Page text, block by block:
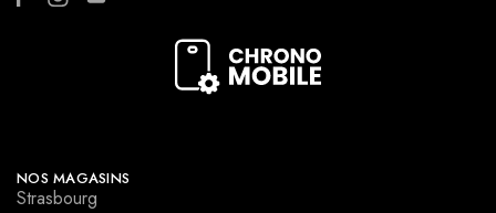
NOS MAGASINS
Strasbourg